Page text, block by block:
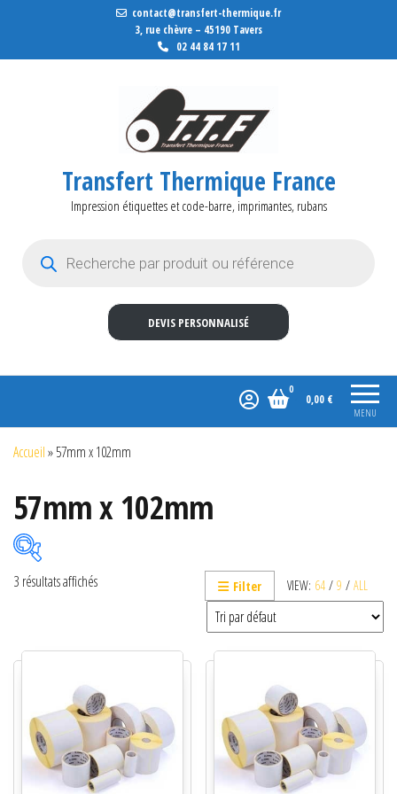
contact@transfert-thermique.fr
3, rue chèvre – 45190 Tavers
02 44 84 17 11
Transfert Thermique France
Impression étiquettes et code-barre, imprimantes, rubans
DEVIS PERSONNALISÉ
MENU
0
0,00 €
Accueil»57mm x 102mm
57mm x 102mm
Imprimantes
Lecteurs
Lecteurs code-barres de présentation
VIEW: 64 / 9 / ALL
Filter
3 résultats affichés